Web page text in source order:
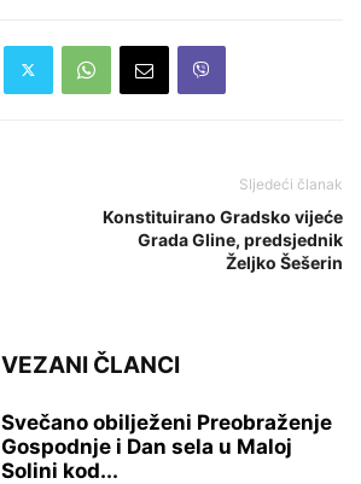
Sljedeći članak
Konstituirano Gradsko vijeće
Grada Gline, predsjednik
Željko Šešerin
VEZANI ČLANCI
Svečano obilježeni Preobraženje
Gospodnje i Dan sela u Maloj
Solini kod...